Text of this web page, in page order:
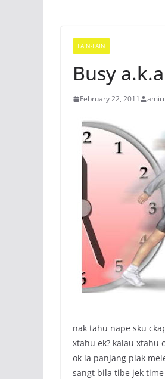
LAIN-LAIN
Busy
February 22, 2011
nak tahu nape sku
xtahu ek? kalau xtahu
ok la panjang plak
sangt bila tibe jek